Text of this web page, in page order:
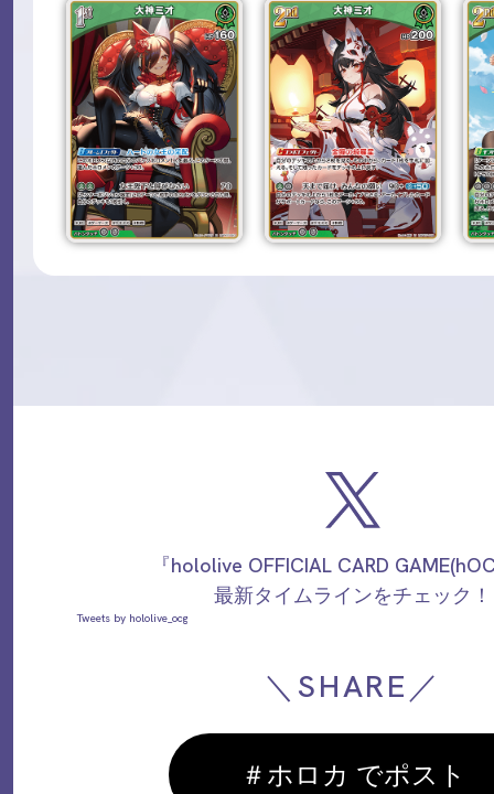
『hololive OFFICIAL CARD
最新タイムラインをチェック！
Tweets by hololive_ocg
＼SHARE／
＃ホロカ でポスト